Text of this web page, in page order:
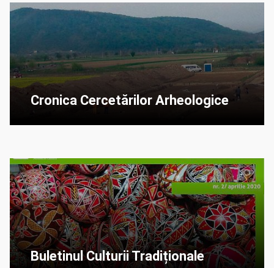
Cronica Cercetărilor Arheologice
Buletinul Culturii Tradiționale